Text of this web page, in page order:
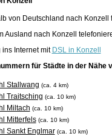
von Deutschland nach Konzell
Ausland nach Konzell
ins Internet mit DSL in Konzell
für Städte in der Nähe
Stallwang (ca. 4 km)
Traitsching (ca. 10 km)
Miltach (ca. 10 km)
Mitterfels (ca. 10 km)
Sankt Englmar (ca. 10 km)